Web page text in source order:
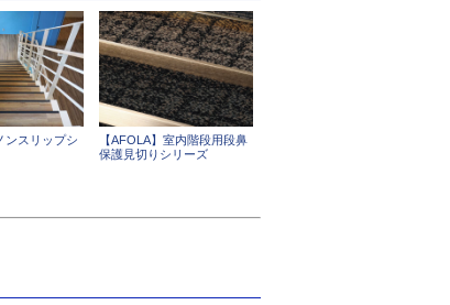
ンスリップシ
【AFOLA】室内階段用段鼻
保護見切りシリーズ